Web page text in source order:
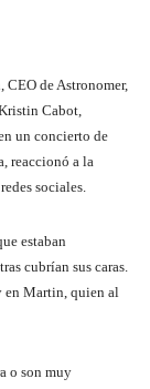
de Astronomer,
Cabot,
un concierto de
reaccionó a la
sociales.
estaban
cubrían sus caras.
en Martin, quien al
o son muy